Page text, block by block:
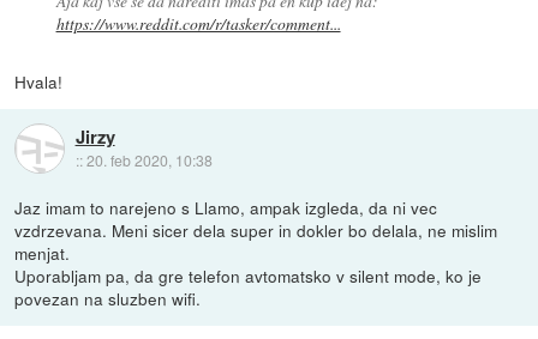
https://www.reddit.com/r/tasker/comment...
Hvala!
Jirzy
::20. feb 2020, 10:38
Jaz imam to narejeno s Llamo, ampak izgleda, da ni vec
vzdrzevana. Meni sicer dela super in dokler bo delala, ne mislim
menjat.
Uporabljam pa, da gre telefon avtomatsko v silent mode, ko je
povezan na sluzben wifi.